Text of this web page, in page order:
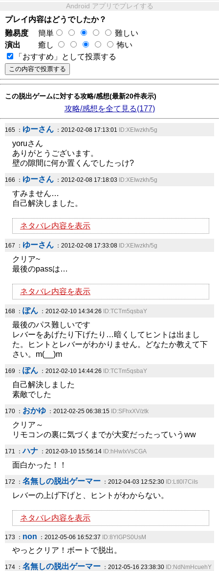
Android アプリでプレイする
プレイ内容はどうでしたか？
難易度
簡単
難しい
演出
癒し
怖い
「おすすめ」として投票する
この脱出ゲームに対する攻略/感想(最新20件表示)
攻略/感想を全て見る(177)
165 ： ゆーさん ：2012-02-08 17:13:01 ID:XEIwzkh/5g
yoruさん
ありがとうございます。
壁の隙間に何か置くんでしたっけ?
166 ： ゆーさん ：2012-02-08 17:18:03 ID:XEIwzkh/5g
すみません…
自己解決しました。
ネタバレ内容を表示
167 ： ゆーさん ：2012-02-08 17:33:08 ID:XEIwzkh/5g
クリア~
最後のpassは…
ネタバレ内容を表示
168 ： ぽん ：2012-02-10 14:34:26 ID:TCTm5qsbaY
最後のパス難しいです
レバーをあげたり下げたり…暗くしてヒントは出まし
た。ヒントとレバーがわかりません。どなたか教えて下
さい。m(__)m
169 ： ぽん ：2012-02-10 14:44:26 ID:TCTm5qsbaY
自己解決しました
素敵でした
170 ： おかゆ ：2012-02-25 06:38:15 ID:SFhxXV/ztk
クリア～
リモコンの裏に気づくまでが大変だったっていうww
171 ：ハナ ：2012-03-10 15:56:14 ID:hHwIxVsCGA
面白かった！！
172 ： 名無しの脱出ゲーマー ：2012-04-03 12:52:30 ID:LtI0l7CiIs
レバーの上げ下げと、ヒントがわからない。
ネタバレ内容を表示
173 ： non ：2012-05-06 16:52:37 ID:8YlGPS0UsM
やっとクリア！ボートで脱出。
174 ： 名無しの脱出ゲーマー ：2012-05-16 23:38:30 ID:NdNmHcuehY